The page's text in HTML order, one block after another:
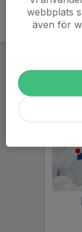
webbplats
även för